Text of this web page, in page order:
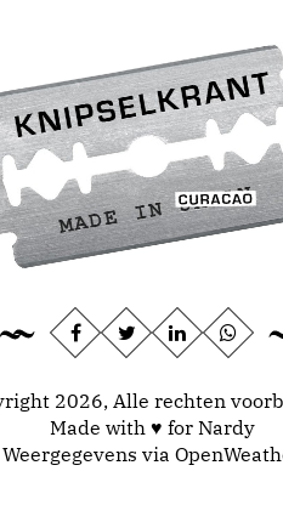
2026, Alle rechten
Made with ♥ for Nardy
Weergegevens via